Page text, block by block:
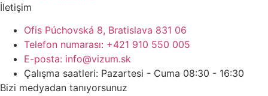
İletişim
Ofis Púchovská 8, Bratislava 831 06
Telefon numarası: +421 910 550 005
E-posta: info@vizum.sk
Çalışma saatleri: Pazartesi - Cuma 08:30 - 16:30
Bizi medyadan tanıyorsunuz